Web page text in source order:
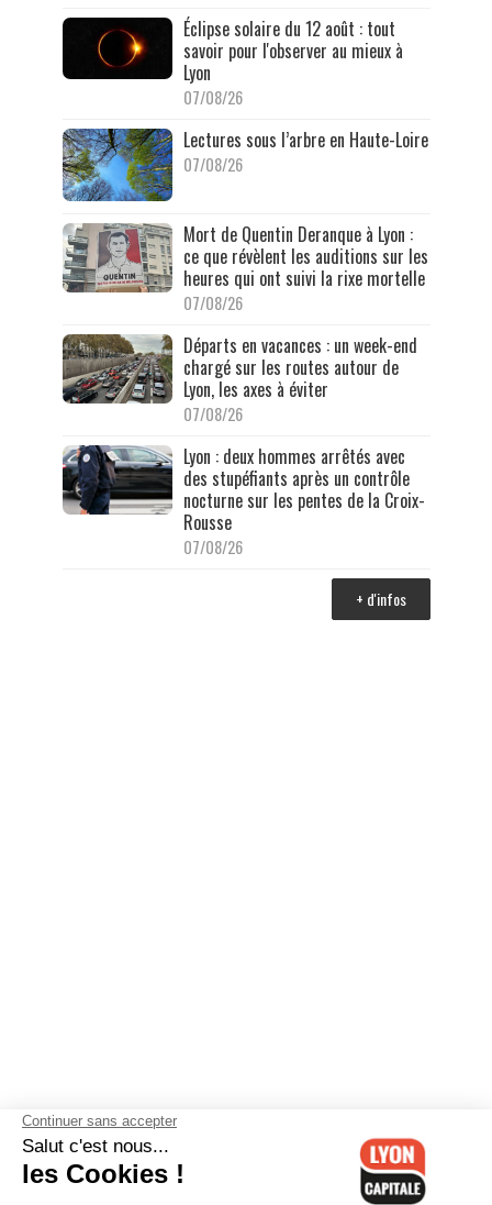
Éclipse solaire du 12 août : tout
savoir pour l'observer au mieux à
Lyon
07/08/26
Lectures sous l’arbre en Haute-Loire
07/08/26
Mort de Quentin Deranque à Lyon :
ce que révèlent les auditions sur les
heures qui ont suivi la rixe mortelle
07/08/26
Départs en vacances : un week-end
chargé sur les routes autour de
Lyon, les axes à éviter
07/08/26
Lyon : deux hommes arrêtés avec
des stupéfiants après un contrôle
nocturne sur les pentes de la Croix-
Rousse
07/08/26
+ d'infos